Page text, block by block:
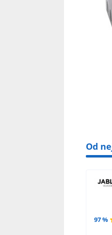
Od
97 %